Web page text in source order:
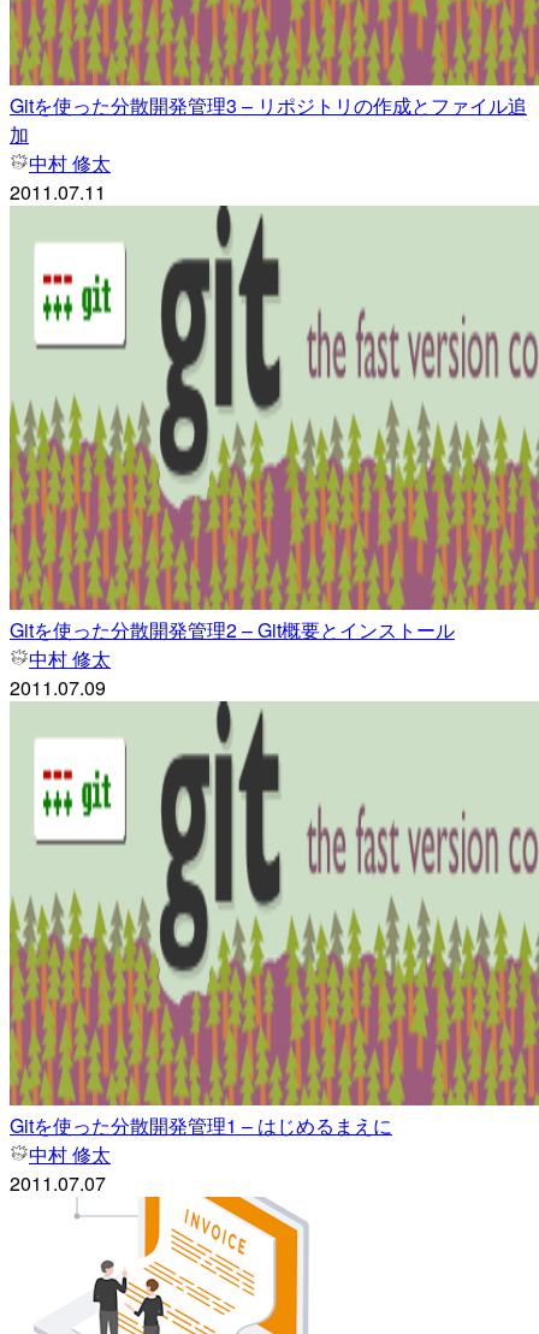
Gitを使った分散開発管理3 – リポジトリの作成とファイル追
加
中村 修太
2011.07.11
Gitを使った分散開発管理2 – Git概要とインストール
中村 修太
2011.07.09
Gitを使った分散開発管理1 – はじめるまえに
中村 修太
2011.07.07